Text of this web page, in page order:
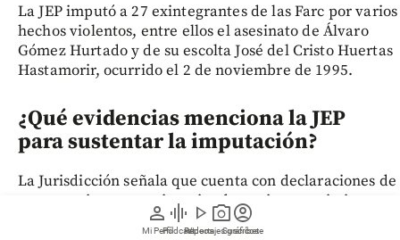
person
Mi Perfil
graphic_eq
Pódcast
play_arrow
Videos
photo_camera
Reportajes gráficos
account_circle
Suscríbete
La JEP imputó a 27 exintegrantes de las Farc por varios
hechos violentos, entre ellos el asesinato de Álvaro
Gómez Hurtado y de su escolta José del Cristo Huertas
Hastamorir, ocurrido el 2 de noviembre de 1995.
¿Qué evidencias menciona la JEP
para sustentar la imputación?
La Jurisdicción señala que cuenta con declaraciones de
comparecientes, testimonios de testigos, peritajes
forenses y otros elementos que vincularían a